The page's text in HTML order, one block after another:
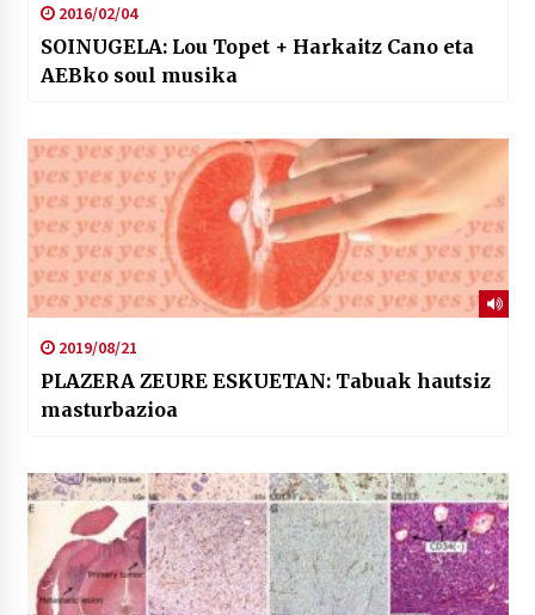
2016/02/04
SOINUGELA: Lou Topet + Harkaitz Cano eta
AEBko soul musika
2019/08/21
PLAZERA ZEURE ESKUETAN: Tabuak hautsiz
masturbazioa